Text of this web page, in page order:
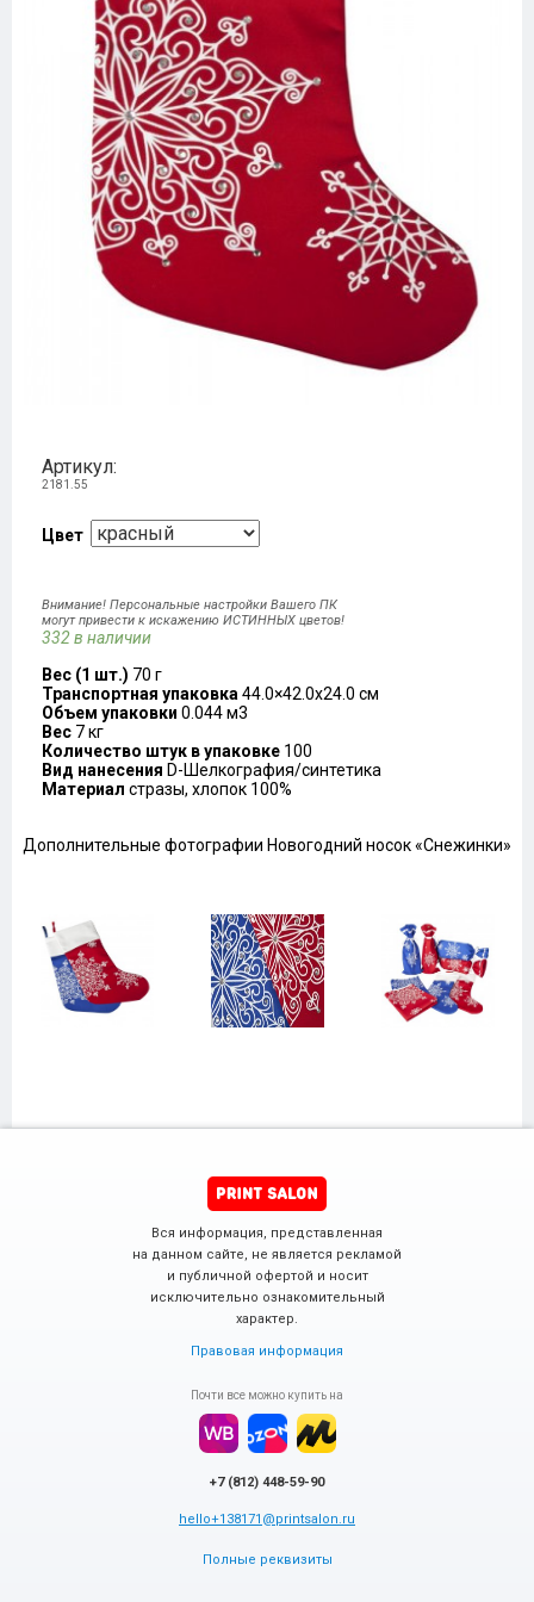
Артикул:
2181.55
Цвет
Внимание! Персональные настройки Вашего ПК
могут привести к искажению ИСТИННЫХ цветов!
332 в наличии
Вес (1 шт.) 70 г
Транспортная упаковка 44.0×42.0x24.0 см
Объем упаковки 0.044 м3
Вес 7 кг
Количество штук в упаковке 100
Вид нанесения D-Шелкография/синтетика
Материал стразы, хлопок 100%
Дополнительные фотографии Новогодний носок «Снежинки»
Вся информация, представленная
на данном сайте, не является рекламой
и публичной офертой и носит
исключительно ознакомительный
характер.
Правовая информация
Почти все можно купить на
+7 (812) 448-59-90
hello+138171@printsalon.ru
Полные реквизиты